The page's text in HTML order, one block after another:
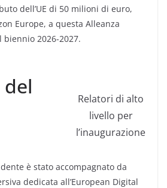
dell’UE di 50 milioni di euro,
Europe, a questa Alleanza
2026-2027.
Relatori di alto
livello per
l’inaugurazione
del
è stato accompagnato da
dedicata all’European Digital